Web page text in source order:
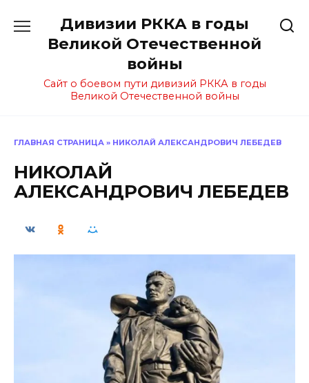
содержанию
Дивизии РККА в годы
Великой Отечественной
войны
Сайт о боевом пути дивизий РККА в годы
Великой Отечественной войны
ГЛАВНАЯ СТРАНИЦА » НИКОЛАЙ АЛЕКСАНДРОВИЧ ЛЕБЕДЕВ
НИКОЛАЙ
АЛЕКСАНДРОВИЧ ЛЕБЕДЕВ